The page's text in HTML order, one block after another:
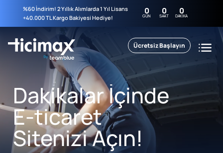
%60 İndirim! 2 Yıllık Alımlarda 1 Yıl Lisans
+40.000 TL Kargo Bakiyesi Hediye!
0
GÜN 0
SAAT 0
DAKIKA
Ücretsiz Başlayın
Dakikalar İçinde
E-ticaret
Sitenizi Açın!